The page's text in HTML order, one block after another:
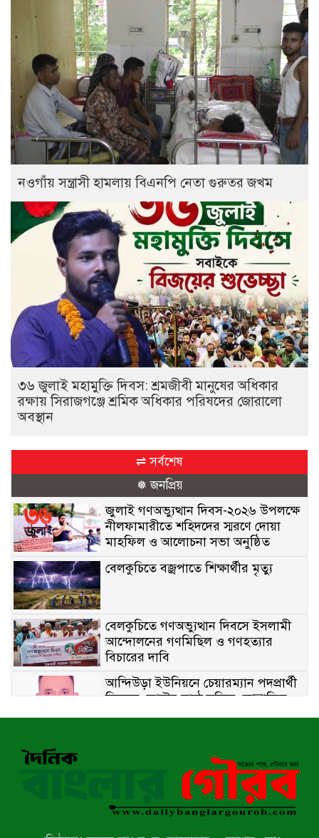
নওগাঁয় সন্ত্রাসী হামলায় বিএনপি নেতা গুরুতর জখম
৩৬ জুলাই মহামুক্তি দিবস: শ্রমজীবী মানুষের অধিকার
রক্ষায় সিরাজগঞ্জে শ্রমিক অধিকার পরিষদের জোরালো
অবস্থান
⇌ সর্বশেষ
❅ জনপ্রিয়
জুলাই গণঅভ্যুত্থান দিবস-২০২৬ উপলক্ষে
নীলফামারীতে শহিদদের স্মরণে দোয়া
মাহফিল ও আলোচনা সভা অনুষ্ঠিত
বেলকুচিতে বজ্রপাতে শিক্ষার্থীর মৃত্যু
বেলকুচিতে গণঅভ্যুত্থান দিবসে ইসলামী
আন্দোলনের গণমিছিল ও গণহত্যার
বিচারের দাবি
আন্দিউড়া ইউনিয়নে চেয়ারম্যান পদপ্রার্থী
হিসেবে ভোটের মাঠে সক্রিয় মোত্তাকিম
চৌধুরী
নওগাঁয় সন্ত্রাসী হামলায় বিএনপি নেতা
গুরুতর জখম